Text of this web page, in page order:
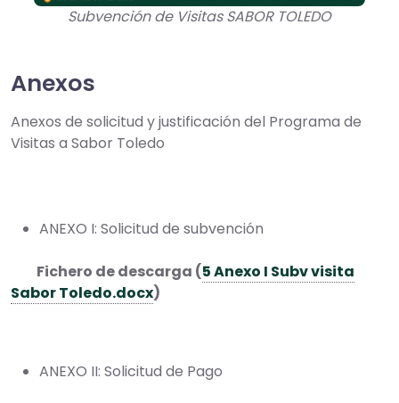
Subvención de Visitas SABOR TOLEDO
Anexos
Anexos de solicitud y justificación del Programa de
Visitas a Sabor Toledo
ANEXO I: Solicitud de subvención
Fichero de descarga (5 Anexo I Subv visita
Sabor Toledo.docx)
ANEXO II: Solicitud de Pago